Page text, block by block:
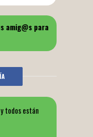
amig@s para
todos están